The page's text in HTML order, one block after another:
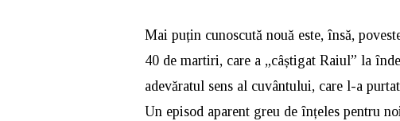
Mai puțin cunoscută nouă este, însă,
40 de martiri, care a „câștigat Raiul” la
adevăratul sens al cuvântului, care l-a
Un episod aparent greu de înțeles pentru